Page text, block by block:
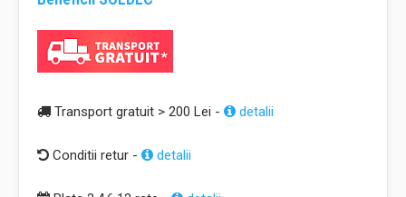
Transport gratuit > 200 Lei - detalii
Conditii retur - detalii